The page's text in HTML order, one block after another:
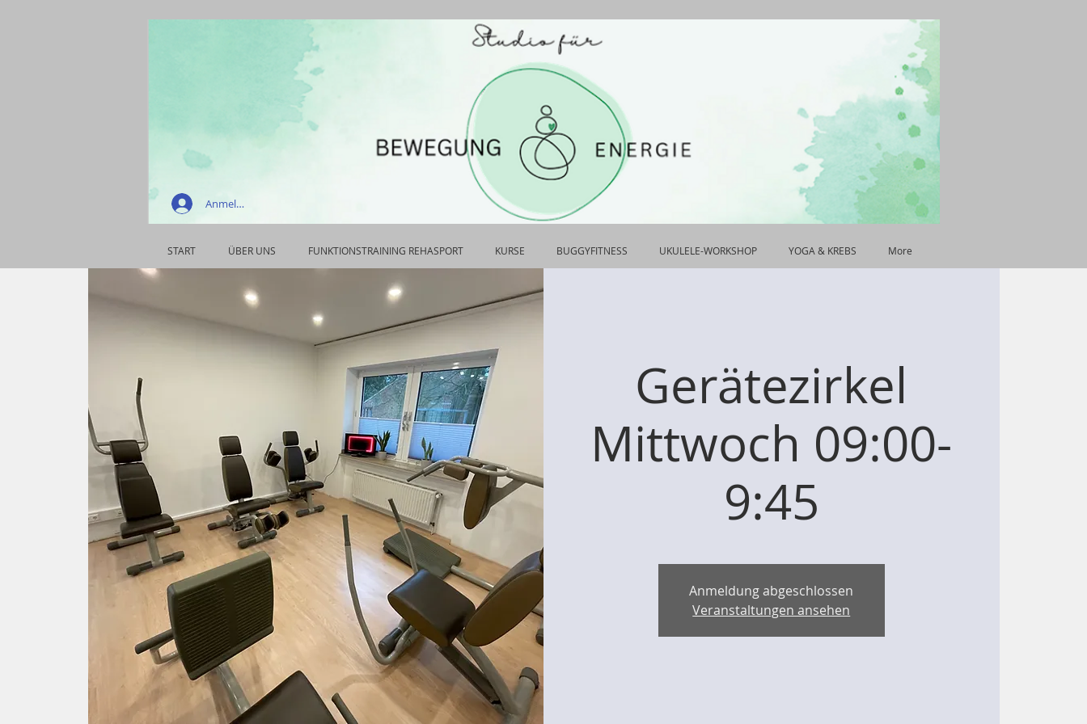
Anmelden
START ÜBER UNS FUNKTIONSTRAINING REHASPORT KURSE BUGGYFITNESS UKULELE-WORKSHOP YOGA & KREBS More
Gerätezirkel
Mittwoch 09:00-
9:45
Anmeldung abgeschlossen
Veranstaltungen ansehen